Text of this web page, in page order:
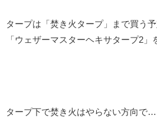
タープは「焚き火タープ」まで買う
「ウェザーマスターヘキサタープ2」
タープ下で焚き火はやらない方向で…